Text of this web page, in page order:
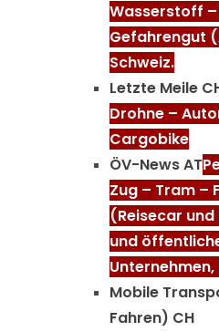
Wasserstoff –
Gefahrengut
Schweiz.
Letzte Meile
Drohne –
Cargobike
ÖV-News AT
Zug – Tram –
(Reisecar
und
Mobile
Fahren) CH